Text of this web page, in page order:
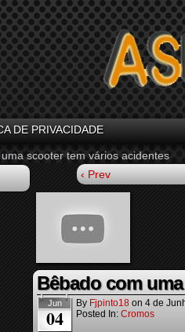
DE PRIVACIDADE
scooter tem vários acidentes
‹ Prev
Bêbado com
Jun
04
By Fjpinto18 on 4 de
Posted In: Cromos